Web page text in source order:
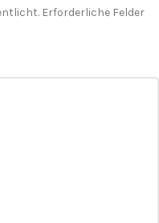
Erforderliche Felder